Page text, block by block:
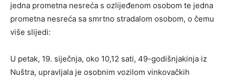
jedna prometna nesreća s ozlijeđenom osobom te jedna
prometna nesreća sa smrtno stradalom osobom, o čemu
više slijedi:
U petak, 19. siječnja, oko 10,12 sati, 49-godišnjakinja iz
Nuštra, upravljala je osobnim vozilom vinkovačkih